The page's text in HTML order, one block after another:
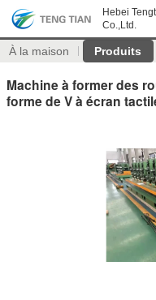
Hebei
Co.,Ltd.
À la maison Produits
Machine à former des
forme de V à écran